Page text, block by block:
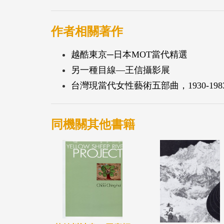
作者相關著作
越酷東京─日本MOT當代精選
另一種目線―王信攝影展
台灣現當代女性藝術五部曲，1930-
同機關其他書籍